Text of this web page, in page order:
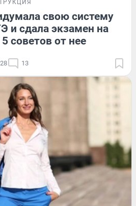
свою систему
и сдала экзамен на
советов от нее
13